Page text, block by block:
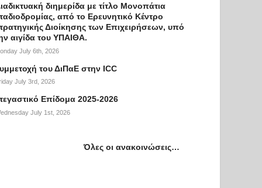
διημερίδα με τίτλο Μονοπάτια
από το Ερευνητικό Κέντρο
Διοίκησης των Επιχειρήσεων, υπό
αιγίδα του ΥΠΑΙΘΑ.
July 6th, 2026
του ΔιΠαΕ στην ICC
July 3rd, 2026
Επίδομα 2025-2026
July 1st, 2026
Όλες οι ανακοινώσεις…